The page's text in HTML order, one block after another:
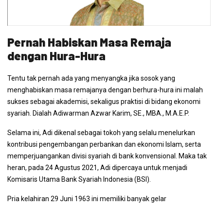
Pernah Habiskan Masa Remaja
dengan Hura-Hura
Tentu tak pernah ada yang menyangka jika sosok yang
menghabiskan masa remajanya dengan berhura-hura ini malah
sukses sebagai akademisi, sekaligus praktisi di bidang ekonomi
syariah. Dialah Adiwarman Azwar Karim, SE., MBA., M.A.E.P.
Selama ini, Adi dikenal sebagai tokoh yang selalu menelurkan
kontribusi pengembangan perbankan dan ekonomi Islam, serta
memperjuangankan divisi syariah di bank konvensional. Maka tak
heran, pada 24 Agustus 2021, Adi dipercaya untuk menjadi
Komisaris Utama Bank Syariah Indonesia (BSI).
Pria kelahiran 29 Juni 1963 ini memiliki banyak gelar